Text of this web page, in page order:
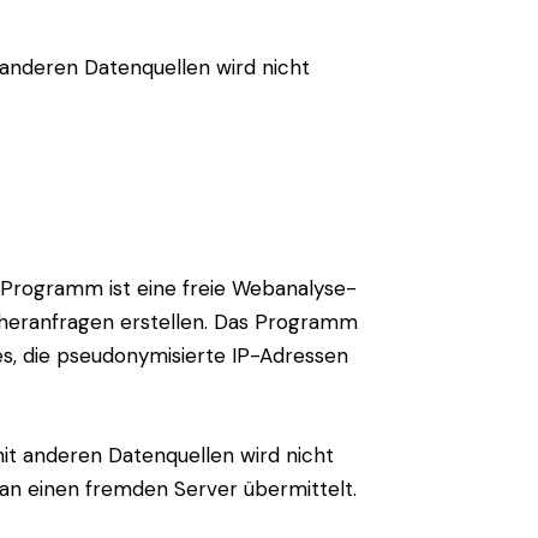
Datenquellen wird nicht
ist eine freie Webanalyse-
erstellen. Das Programm
die pseudonymisierte IP-Adressen
anderen Datenquellen wird nicht
einen fremden Server übermittelt.